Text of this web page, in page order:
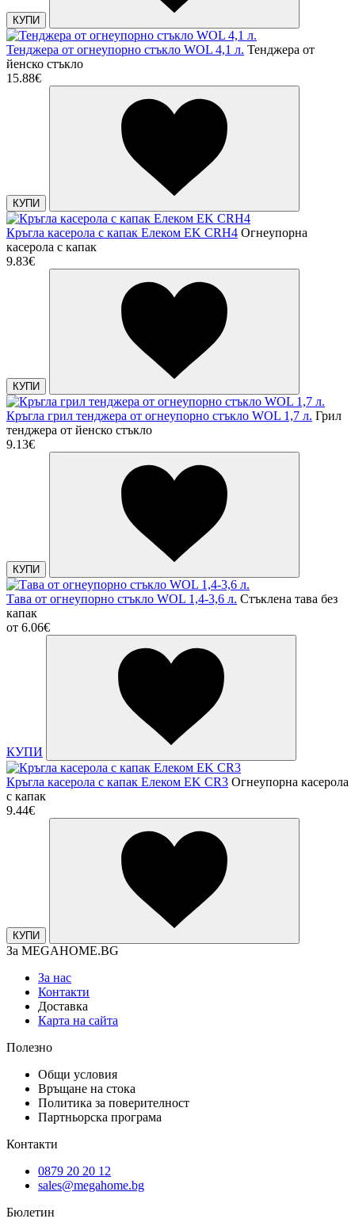
КУПИ
Тенджера от огнеупорно стъкло WOL 4,1 л. Тенджера от
йенско стъкло
15.88€
КУПИ
Кръгла касерола с капак Елеком EK CRH4 Огнеупорна
касерола с капак
9.83€
КУПИ
Кръгла грил тенджера от огнеупорно стъкло WOL 1,7 л. Грил
тенджера от йенско стъкло
9.13€
КУПИ
Тава от огнеупорно стъкло WOL 1,4-3,6 л. Стъклена тава без
капак
от 6.06€
КУПИ
Кръгла касерола с капак Елеком EK CR3 Огнеупорна касерола
с капак
9.44€
КУПИ
За MEGAHOME.BG
За нас
Контакти
Доставка
Карта на сайта
Полезно
Общи условия
Връщане на стока
Политика за поверителност
Партньорска програма
Контакти
0879 20 20 12
sales@megahome.bg
Бюлетин